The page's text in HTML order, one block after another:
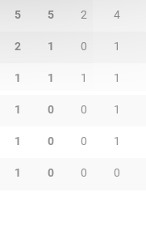
5 5 2 4
2 1 0 1
1 1 1 1
1 0 0 1
1 0 0 1
1 0 0 0